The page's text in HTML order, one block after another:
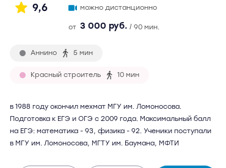
9,6
можно дистанционно
от 3 000 руб. / 90 мин.
Аннино 5 мин
Красный строитель 10 мин
в 1988 году окончил мехмат МГУ им. Ломоносова.
Подготовка к ЕГЭ и ОГЭ с 2009 года. Максимальный балл
на ЕГЭ: математика - 93, физика - 92. Ученики поступали
в МГУ им. Ломоносова, МГТУ им. Баумана, МФТИ